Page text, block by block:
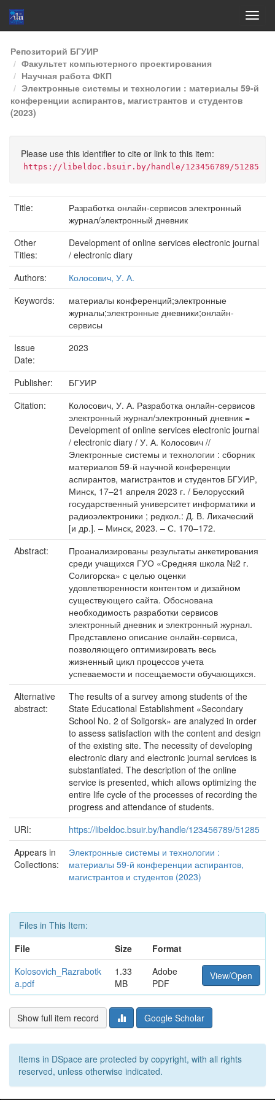
Skip
navigation
Репозиторий БГУИР
Факультет компьютерного проектирования
Научная работа ФКП
Электронные системы и технологии : материалы 59-й
конференции аспирантов, магистрантов и студентов
(2023)
Please use this identifier to cite or link to this item:
https://libeldoc.bsuir.by/handle/123456789/51285
Title:
Разработка онлайн-сервисов электронный
журнал/электронный дневник
Other
Titles:
Development of online services electronic journal
/ electronic diary
Authors:
Колосович, У. А.
Keywords:
материалы конференций;электронные
журналы;электронные дневники;онлайн-
сервисы
Issue
Date:
2023
Publisher:
БГУИР
Citation:
Колосович, У. А. Разработка онлайн-сервисов
электронный журнал/электронный дневник =
Development of online services electronic journal
/ electronic diary / У. А. Колосович //
Электронные системы и технологии : сборник
материалов 59-й научной конференции
аспирантов, магистрантов и студентов БГУИР,
Минск, 17–21 апреля 2023 г. / Белорусский
государственный университет информатики и
радиоэлектроники ; редкол.: Д. В. Лихаческий
[и др.]. – Минск, 2023. – С. 170–172.
Abstract:
Проанализированы результаты анкетирования
среди учащихся ГУО «Средняя школа №2 г.
Солигорска» с целью оценки
удовлетворенности контентом и дизайном
существующего сайта. Обоснована
необходимость разработки сервисов
электронный дневник и электронный журнал.
Представлено описание онлайн-сервиса,
позволяющего оптимизировать весь
жизненный цикл процессов учета
успеваемости и посещаемости обучающихся.
Alternative
abstract:
The results of a survey among students of the
State Educational Establishment «Secondary
School No. 2 of Soligorsk» are analyzed in order
to assess satisfaction with the content and design
of the existing site. The necessity of developing
electronic diary and electronic journal services is
substantiated. The description of the online
service is presented, which allows optimizing the
entire life cycle of the processes of recording the
progress and attendance of students.
URI:
https://libeldoc.bsuir.by/handle/123456789/51285
Appears in
Collections:
Электронные системы и технологии :
материалы 59-й конференции аспирантов,
магистрантов и студентов (2023)
Files in This Item:
File
Size
Format
Kolosovich_Razrabotk
a.pdf
1.33
MB
Adobe
PDF
View/Open
Show full item record Google Scholar
Items in DSpace are protected by copyright, with all rights
reserved, unless otherwise indicated.